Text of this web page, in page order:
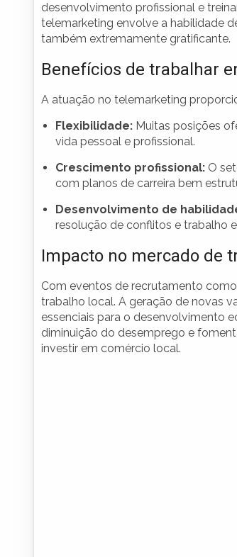
desenvolvimento profissional e
telemarketing envolve a habilidade
também extremamente gratificante.
Benefícios de trabalhar
A atuação no telemarketing
Flexibilidade: Muitas posições
vida pessoal e profissional.
Crescimento profissional: O
com planos de carreira bem
Desenvolvimento de
resolução de conflitos e trabalho
Impacto no mercado de
Com eventos de recrutamento
trabalho local. A geração de novas
essenciais para o desenvolvimento
diminuição do desemprego e
investir em comércio local.